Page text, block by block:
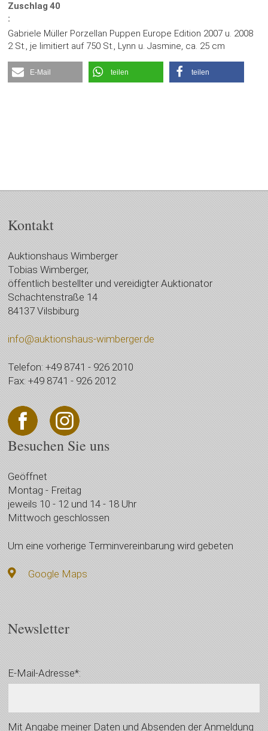
Zuschlag
:
40
Gabriele Müller Porzellan Puppen Europe Edition 2007 u. 2008
2 St., je limitiert auf 750 St., Lynn u. Jasmine, ca. 25 cm
E-Mail teilen teilen
Kontakt
Auktionshaus Wimberger
Tobias Wimberger,
öffentlich bestellter und vereidigter Auktionator
Schachtenstraße 14
84137 Vilsbiburg
info@auktionshaus-wimberger.de
Telefon: +49 8741 - 926 2010
Fax: +49 8741 - 926 2012
Besuchen Sie uns
Geöffnet
Montag - Freitag
jeweils 10 - 12 und 14 - 18 Uhr
Mittwoch geschlossen
Um eine vorherige Terminvereinbarung wird gebeten
Google Maps
Newsletter
E-Mail-Adresse*:
Mit Angabe meiner Daten und Absenden der Anmeldung